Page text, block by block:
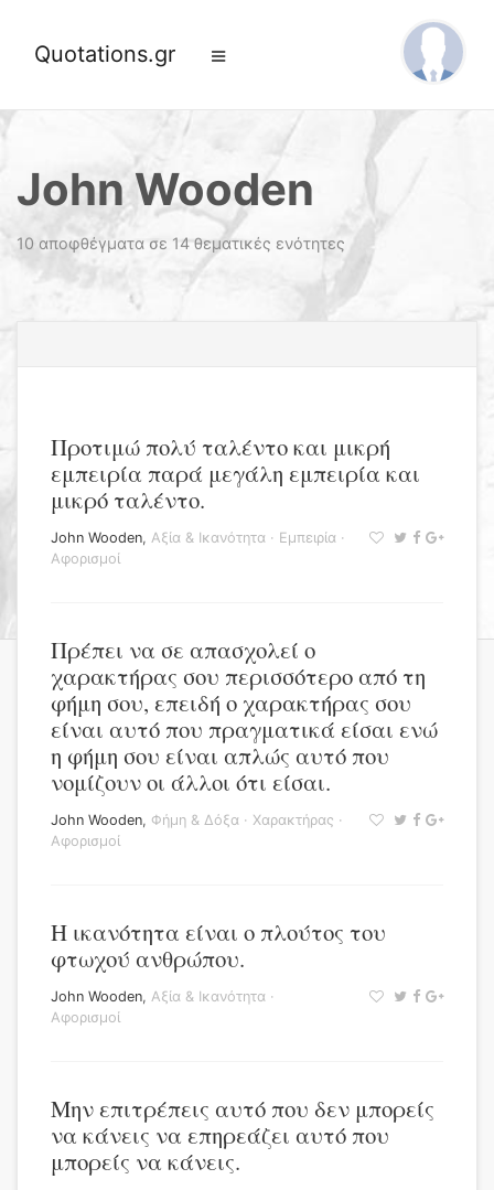
Quotations.gr
John Wooden
10 αποφθέγματα σε 14 θεματικές ενότητες
Προτιμώ πολύ ταλέντο και μικρή
εμπειρία παρά μεγάλη εμπειρία και
μικρό ταλέντο.
John Wooden, Αξία & Ικανότητα · Εμπειρία ·
Αφορισμοί
Πρέπει να σε απασχολεί ο
χαρακτήρας σου περισσότερο από τη
φήμη σου, επειδή ο χαρακτήρας σου
είναι αυτό που πραγματικά είσαι ενώ
η φήμη σου είναι απλώς αυτό που
νομίζουν οι άλλοι ότι είσαι.
John Wooden, Φήμη & Δόξα · Χαρακτήρας ·
Αφορισμοί
Η ικανότητα είναι ο πλούτος του
φτωχού ανθρώπου.
John Wooden, Αξία & Ικανότητα ·
Αφορισμοί
Μην επιτρέπεις αυτό που δεν μπορείς
να κάνεις να επηρεάζει αυτό που
μπορείς να κάνεις.